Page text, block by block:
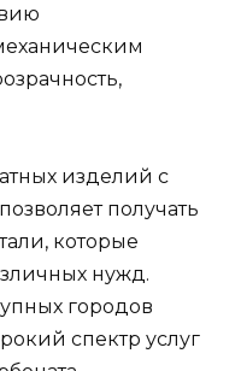
изделий с
получать
которые
нужд.
городов
спектр услуг